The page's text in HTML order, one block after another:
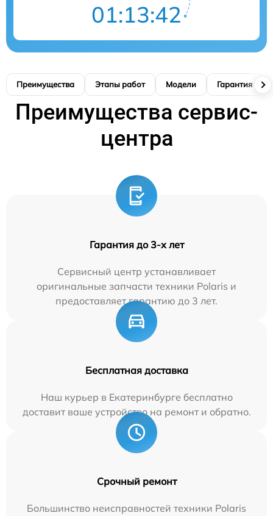
01:13:41
Преимущества Этапы работ Модели Гарантия
Преимущества сервис-
центра
Гарантия до 3-х лет
Сервисный центр устанавливает
оригинальные запчасти техники Polaris и
предоставляет гарантию до 3 лет.
Бесплатная доставка
Наш курьер в Екатеринбурге бесплатно
доставит ваше устройство на ремонт и обратно.
Срочный ремонт
Большинство неисправностей техники Polaris